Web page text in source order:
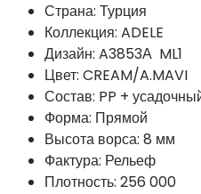
Страна: Турция
Коллекция: ADELE
Дизайн: A3853А ML1
Цвет: CREAM/A.MAVI
Состав: PP +
Форма: Прямой
Высота ворса: 8 мм
Фактура: Рельеф
Плотность: 256 000